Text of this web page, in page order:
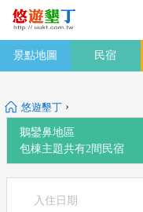
景點地圖 民宿
悠遊墾丁 ›
鵝鑾鼻地區
包棟主題共有2間 民宿